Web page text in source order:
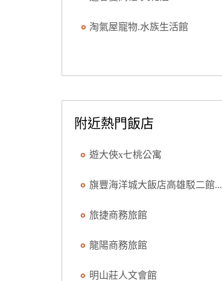
淘氣屋寵物.水族生活館
附近熱門飯店
遊大俠x七桃公寓
旗豐海洋城大飯店高雄駁二館...
旅捷商務旅館
龍陽商務旅館
明山莊人文會館